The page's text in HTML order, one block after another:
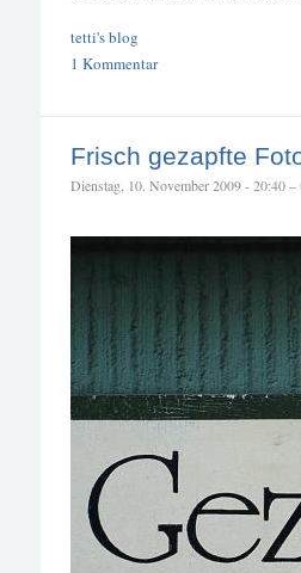
tetti's blog
1 Kommentar
Frisch gezapfte
Dienstag, 10. November 2009 - 20:40 –